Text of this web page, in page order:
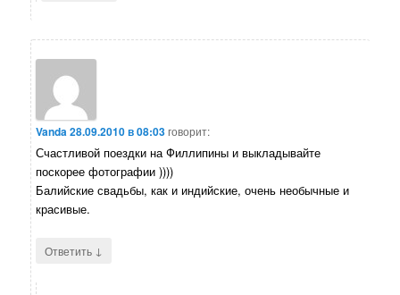
Vanda28.09.2010 в 08:03говорит:
Счастливой поездки на Филлипины и выкладывайте
поскорее фотографии ))))
Балийские свадьбы, как и индийские, очень необычные и
красивые.
Ответить ↓